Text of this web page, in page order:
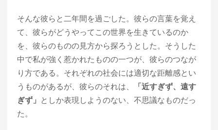
そんな彼らと二年間を過ごした。彼らの言葉を覚え
て、彼らがどうやってこの世界を生きているのか
を、彼らのものの見方から探ろうとした。そうした
中で私が強く惹かれたものの一つが、彼らのつなが
り方である。それぞれの社会には適切な距離感とい
うものがあるが、彼らのそれは、
「近すぎず、遠す
ぎず」 としか表現しようのない、不思議なものだっ
た。